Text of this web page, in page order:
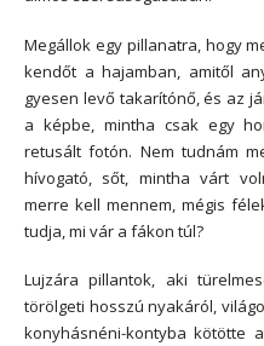
Megállok egy pillanatra, hogy
kendőt a hajamban, amitől
gyesen levő takarítónő, és az
a képbe, mintha csak egy
retusált fotón. Nem tudnám
hívogató, sőt, mintha várt
merre kell mennem, mégis
tudja, mi vár a fákon túl?
Lujzára pillantok, aki
törölgeti hosszú nyakáról,
konyhásnéni-kontyba kötötte